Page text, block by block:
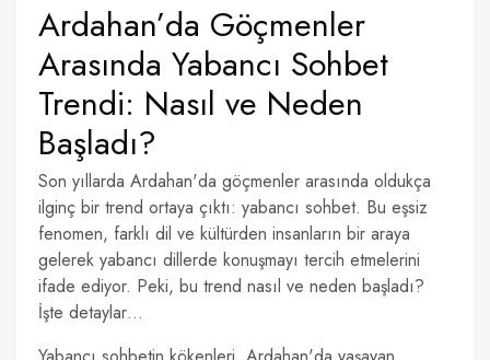
Ardahan’da Göçmenler
Arasında Yabancı Sohbet
Trendi: Nasıl ve Neden
Başladı?
Son yıllarda Ardahan'da göçmenler arasında oldukça
ilginç bir trend ortaya çıktı: yabancı sohbet. Bu eşsiz
fenomen, farklı dil ve kültürden insanların bir araya
gelerek yabancı dillerde konuşmayı tercih etmelerini
ifade ediyor. Peki, bu trend nasıl ve neden başladı?
İşte detaylar…